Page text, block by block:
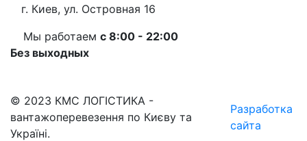
г. Киев, ул. Островная 16
Мы работаем с 8:00 - 22:00
Без выходных
© 2023 КМС ЛОГІСТИКА -
вантажоперевезення по Києву та
Україні.
Разработка
сайта